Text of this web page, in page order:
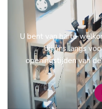
U bent van harte
bij ons langs
openingstijden van